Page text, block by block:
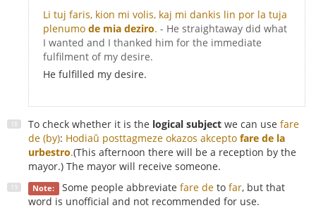
Li tuj faris, kion mi volis, kaj mi dankis lin por la tuja
plenumo de mia deziro. - He straightaway did what
I wanted and I thanked him for the immediate
fulfilment of my desire.
He fulfilled my desire.
To check whether it is the logical subject we can use fare
de (by): Hodiaŭ posttagmeze okazos akcepto fare de la
urbestro.(This afternoon there will be a reception by the
mayor.) The mayor will receive someone.
Note: Some people abbreviate fare deto far, but that
word is unofficial and not recommended for use.